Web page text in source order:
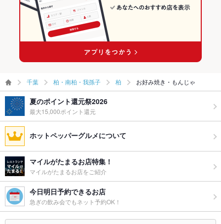
千葉 柏・南柏・我孫子 柏 お好み焼き・もんじゃ
夏のポイント還元祭2026
最大15,000ポイント還元
ホットペッパーグルメについて
マイルがたまるお店特集！
マイルがたまるお店をご紹介
今日明日予約できるお店
急ぎの飲み会でもネット予約OK！